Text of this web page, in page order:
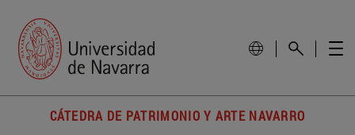
CÁTEDRA DE PATRIMONIO Y ARTE NAVARRO